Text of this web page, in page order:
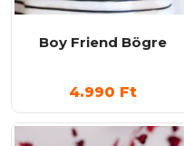
Boy Friend Bögre
4.990 Ft